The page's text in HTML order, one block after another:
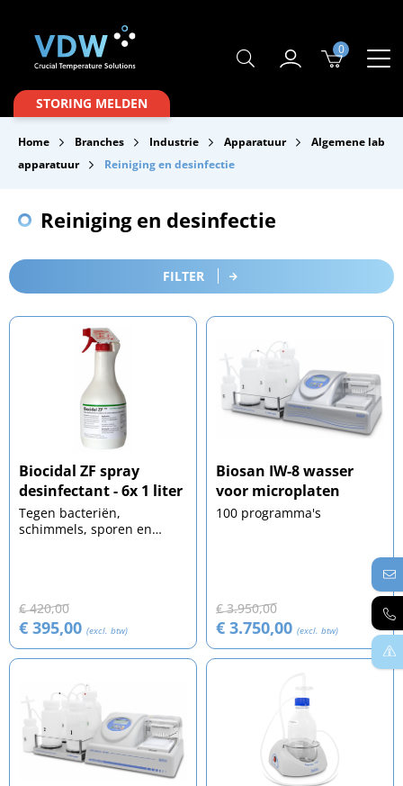
Producten
Branches
Merken
Service & Onderhoud
Downloads
0
STORING MELDEN
Home Branches Industrie Apparatuur
Algemene lab
apparatuur
Reiniging en desinfectie
Reiniging en desinfectie
FILTER
Biocidal ZF spray
desinfectant - 6x 1 liter
Tegen bacteriën,
schimmels, sporen en
€ 420,00
€ 395,00 (excl. btw)
Biosan IW-8 wasser
voor microplaten
100 programma's
€ 3.950,00
€ 3.750,00 (excl. btw)